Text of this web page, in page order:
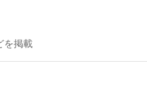
を掲載